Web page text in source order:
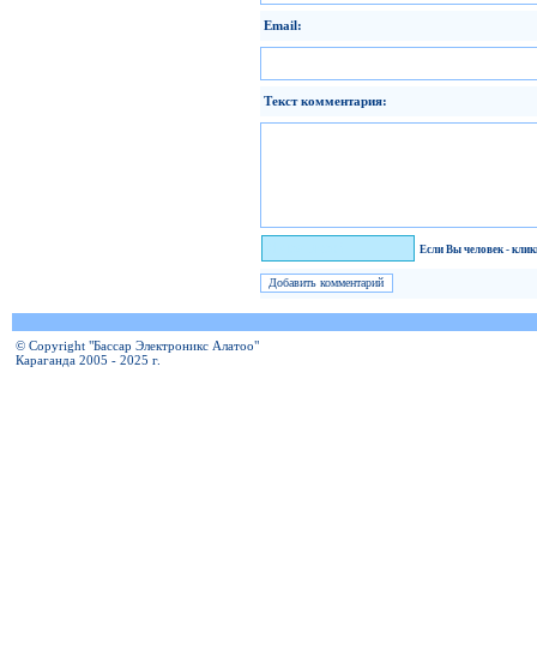
Email:
Текст комментария:
Если Вы человек -
© Copyright "Бассар Электроникс Алатоо"
Караганда 2005 - 2025 г.